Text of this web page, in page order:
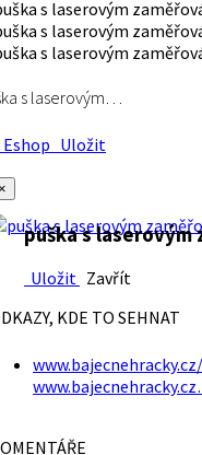
s laserovým…
Uložit
puška s laserovým
Uložit Zavřít
KDE TO SEHNAT